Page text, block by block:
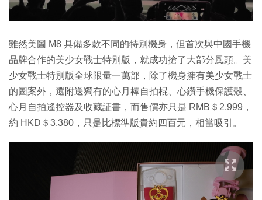
雖然美圖 M8 具備多款不同的特別機身，但首次與中國手機
品牌合作的美少女戰士特別版，就成功搶了大部分風頭。美
少女戰士特別版全球限量一萬部，除了機身擁有美少女戰士
的圖案外，還附送獨有的心月棒自拍棍、心鑽手機保護殼、
心月自拍遙控器及收藏証書，而售價亦只是 RMB＄2,999，
約 HKD＄3,380，只是比標準版貴約四百元，相當吸引。